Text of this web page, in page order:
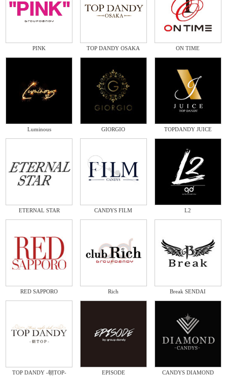
PINK TOP DANDY OSAKA ON TIME
Luminous GIORGIO TOPDANDY JUICE
ETERNAL STAR CANDYS FILM L2
RED SAPPORO Rich Break SENDAI
TOP DANDY -朝TOP- EPISODE CANDYS DIAMOND